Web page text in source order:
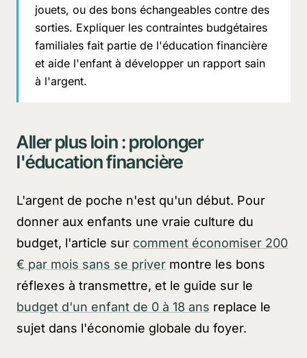
jouets, ou des bons échangeables contre des
sorties. Expliquer les contraintes budgétaires
familiales fait partie de l'éducation financière
et aide l'enfant à développer un rapport sain
à l'argent.
Aller plus loin : prolonger
l'éducation financière
L'argent de poche n'est qu'un début. Pour
donner aux enfants une vraie culture du
budget, l'article sur comment économiser 200
€ par mois sans se priver montre les bons
réflexes à transmettre, et le guide sur le
budget d'un enfant de 0 à 18 ans replace le
sujet dans l'économie globale du foyer.